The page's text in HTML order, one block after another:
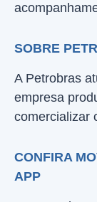
SOBRE
A Petrobras
empresa
comercializar
CONFIRA
APP